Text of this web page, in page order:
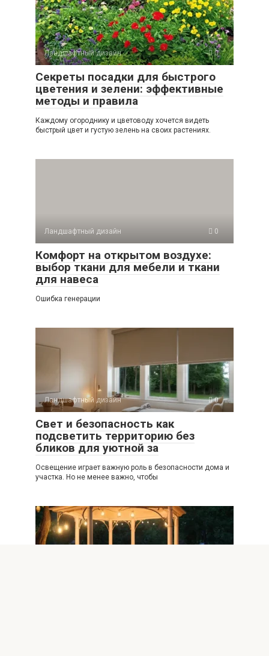
Ландшафтный дизайн 0
Секреты посадки для быстрого
цветения и зелени: эффективные
методы и правила
Каждому огороднику и цветоводу хочется видеть
быстрый цвет и густую зелень на своих растениях.
Ландшафтный дизайн 0
Комфорт на открытом воздухе:
выбор ткани для мебели и ткани
для навеса
Ошибка генерации
Ландшафтный дизайн 0
Свет и безопасность как
подсветить территорию без
бликов для уютной за
Освещение играет важную роль в безопасности дома и
участка. Но не менее важно, чтобы